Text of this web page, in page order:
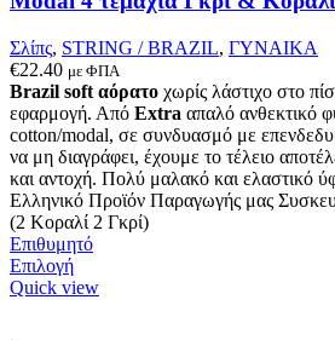
σελίδα
προϊόντος
Σλίπς, STRING / BRAZIL, ΓΥΝΑΙΚΑ
€22.40 με ΦΠΑ
Brazil soft αόρατο χωρίς λάστιχο στο
εφαρμογή. Από Extra απαλό ανθεκτικό
cotton/modal, σε συνδυασμό με
να μη διαγράφει, έχουμε το τέλειο
και αντοχή. Πολύ μαλακό και ελαστικό
Ελληνικό Προϊόν Παραγωγής μας
(2 Κοραλί 2 Γκρί)
Επιθυμητό
ΕπιλογήΑυτό
το
Quick view